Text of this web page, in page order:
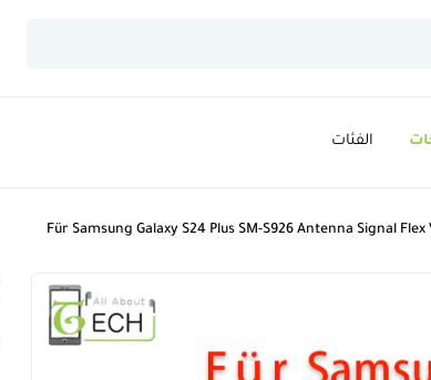
الفئات
Für Samsung Galaxy S24 Plus SM-S926 Antenna Signal